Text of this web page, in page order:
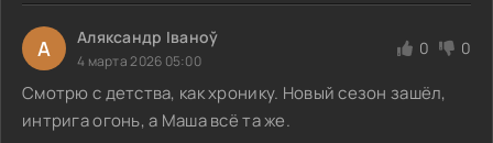
А Аляксандр Іваноў
4 марта 2026 05:00
0 0
Смотрю с детства, как хронику. Новый сезон зашёл,
интрига огонь, а Маша всё та же.